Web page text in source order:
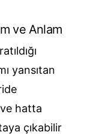
ve Anlam
yansıtan
hatta
çıkabilir